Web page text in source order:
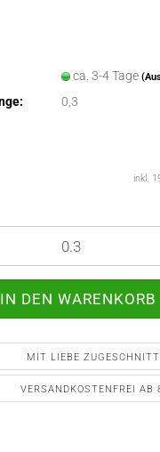
ca. 3-4 Tage
0,3
inkl.
MIT LIEBE
VERSANDKOSTENFREI AB